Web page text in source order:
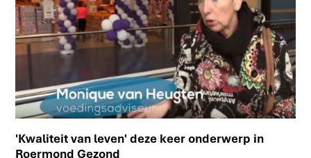
'Kwaliteit van leven' deze keer onderwerp in
Roermond Gezond